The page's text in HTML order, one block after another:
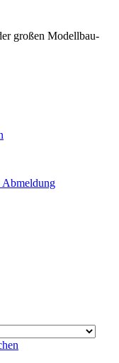
großen Modellbau-
Abmeldung